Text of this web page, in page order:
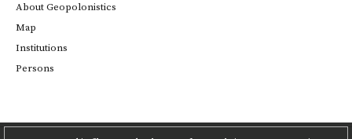
About Geopolonistics
Map
Institutions
Persons